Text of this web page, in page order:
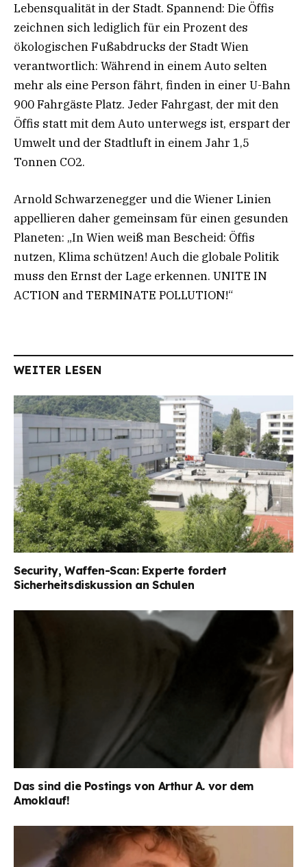
Lebensqualität in der Stadt. Spannend: Die Öffis
zeichnen sich lediglich für ein Prozent des
ökologischen Fußabdrucks der Stadt Wien
verantwortlich: Während in einem Auto selten
mehr als eine Person fährt, finden in einer U-Bahn
900 Fahrgäste Platz. Jeder Fahrgast, der mit den
Öffis statt mit dem Auto unterwegs ist, erspart der
Umwelt und der Stadtluft in einem Jahr 1,5
Tonnen CO2.
Arnold Schwarzenegger und die Wiener Linien
appellieren daher gemeinsam für einen gesunden
Planeten: „In Wien weiß man Bescheid: Öffis
nutzen, Klima schützen! Auch die globale Politik
muss den Ernst der Lage erkennen. UNITE IN
ACTION and TERMINATE POLLUTION!“
WEITER LESEN
Security, Waffen-Scan: Experte fordert
Sicherheitsdiskussion an Schulen
Das sind die Postings von Arthur A. vor dem
Amoklauf!